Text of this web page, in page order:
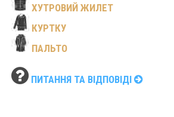
ХУТРОВИЙ ЖИЛЕТ
КУРТКУ
ПАЛЬТО
ПИТАННЯ ТА ВІДПОВІДІ